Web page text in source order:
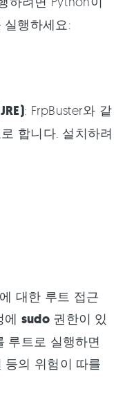
실행하세요:
: FrpBuster와 같
합니다. 설치하려
대한 루트 접근
에 sudo권한이 있
루트로 실행하면
등의 위험이 따를